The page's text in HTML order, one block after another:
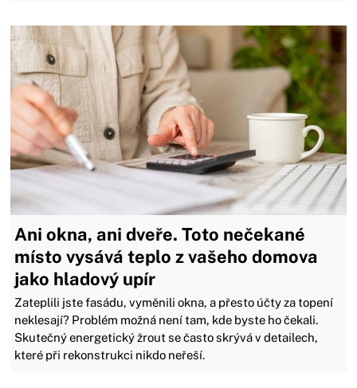
Ani okna, ani dveře. Toto nečekané
místo vysává teplo z vašeho domova
jako hladový upír
Zateplili jste fasádu, vyměnili okna, a přesto účty za topení
neklesají? Problém možná není tam, kde byste ho čekali.
Skutečný energetický žrout se často skrývá v detailech,
které při rekonstrukci nikdo neřeší.